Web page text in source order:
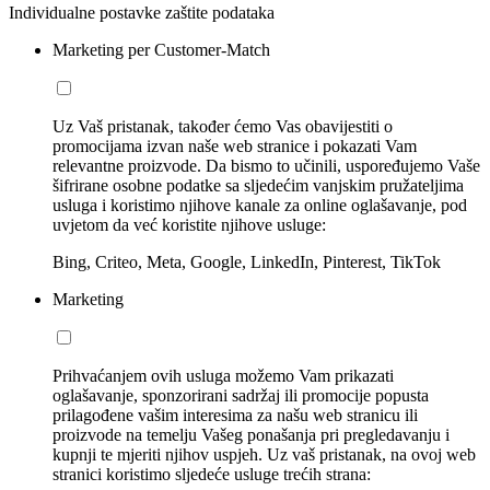
Individualne postavke zaštite podataka
Marketing per Customer-Match
Uz Vaš pristanak, također ćemo Vas obavijestiti o
promocijama izvan naše web stranice i pokazati Vam
relevantne proizvode. Da bismo to učinili, uspoređujemo Vaše
šifrirane osobne podatke sa sljedećim vanjskim pružateljima
usluga i koristimo njihove kanale za online oglašavanje, pod
uvjetom da već koristite njihove usluge:
Bing, Criteo, Meta, Google, LinkedIn, Pinterest, TikTok
Marketing
Prihvaćanjem ovih usluga možemo Vam prikazati
oglašavanje, sponzorirani sadržaj ili promocije popusta
prilagođene vašim interesima za našu web stranicu ili
proizvode na temelju Vašeg ponašanja pri pregledavanju i
kupnji te mjeriti njihov uspjeh. Uz vaš pristanak, na ovoj web
stranici koristimo sljedeće usluge trećih strana: